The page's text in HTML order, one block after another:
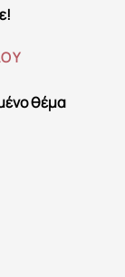
θέμα